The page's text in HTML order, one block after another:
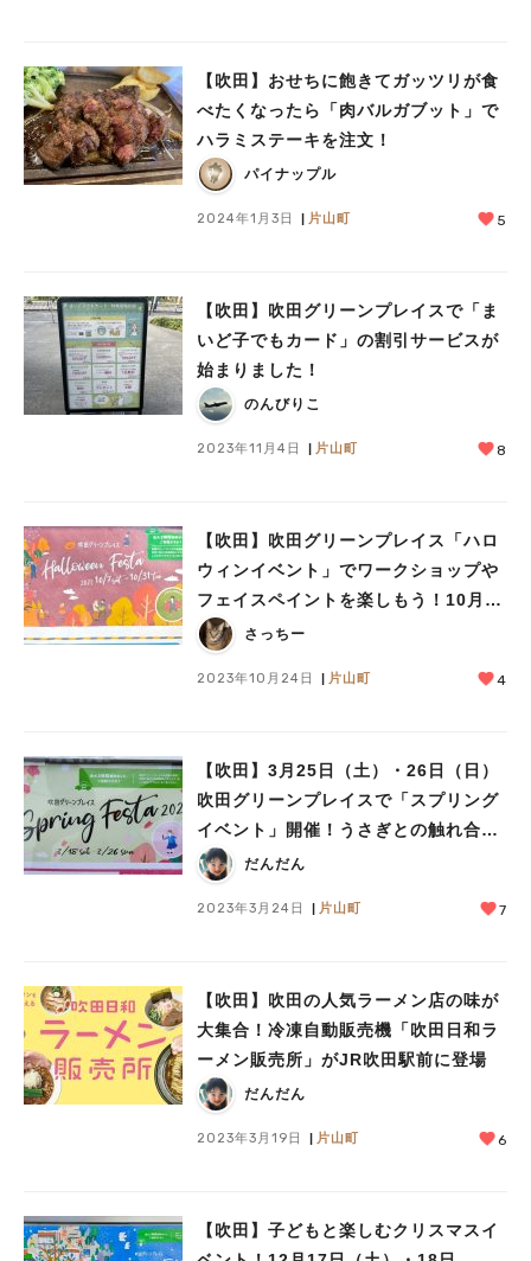
【吹田】おせちに飽きてガッツリが食
べたくなったら「肉バルガブット」で
ハラミステーキを注文！
パイナップル
2024年1月3日 片山町 5
【吹田】吹田グリーンプレイスで「ま
いど子でもカード」の割引サービスが
始まりました！
のんびりこ
2023年11月4日 片山町 8
【吹田】吹田グリーンプレイス「ハロ
ウィンイベント」でワークショップや
フェイスペイントを楽しもう！10月28
日（土）・29日（日）開催
さっちー
2023年10月24日 片山町 4
【吹田】3月25日（土）・26日（日）
吹田グリーンプレイスで「スプリング
イベント」開催！うさぎとの触れ合い
体験やワークショップなど実施
だんだん
2023年3月24日 片山町 7
【吹田】吹田の人気ラーメン店の味が
大集合！冷凍自動販売機「吹田日和ラ
ーメン販売所」がJR吹田駅前に登場
だんだん
2023年3月19日 片山町 6
【吹田】子どもと楽しむクリスマスイ